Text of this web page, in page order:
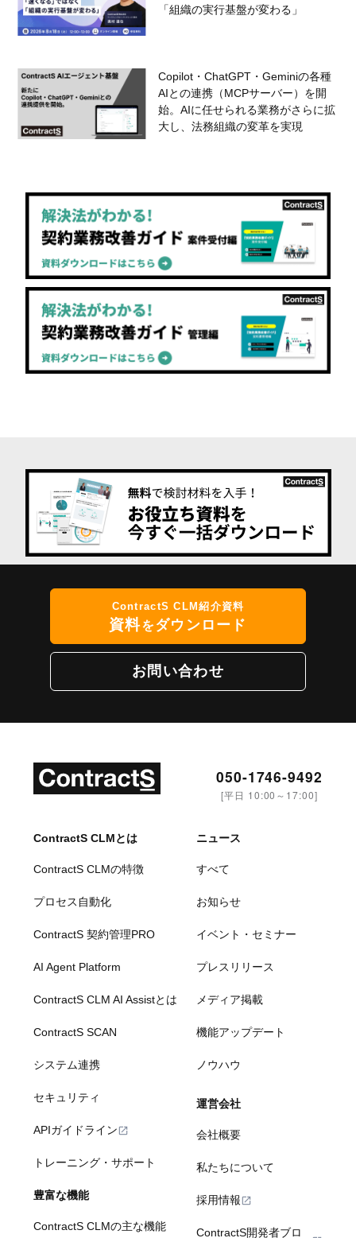
「組織の実行基盤が変わる」
Copilot・ChatGPT・Geminiの各種
AIとの連携（MCPサーバー）を開
始。AIに任せられる業務がさらに拡
大し、法務組織の変革を実現
ContractS CLM紹介資料
資料をダウンロード
お問い合わせ
050-1746-9492
[平日 10:00～17:00]
ContractS CLMとは
ContractS CLMの特徴
プロセス自動化
ContractS 契約管理PRO
AI Agent Platform
ContractS CLM AI Assistとは
ContractS SCAN
システム連携
セキュリティ
APIガイドライン
トレーニング・サポート
豊富な機能
ContractS CLMの主な機能
ニュース
すべて
お知らせ
イベント・セミナー
プレスリリース
メディア掲載
機能アップデート
ノウハウ
運営会社
会社概要
私たちについて
採用情報
ContractS開発者ブロ